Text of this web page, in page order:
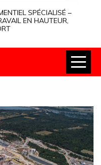
SPÉCIALISÉ –
EN HAUTEUR,